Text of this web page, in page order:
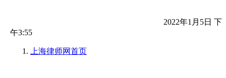
2022年1月5日 下
午3:55
上海律师网首页